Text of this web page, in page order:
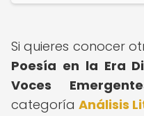
Si quieres conocer
Poesía en la Era
Voces
categoría Análisis